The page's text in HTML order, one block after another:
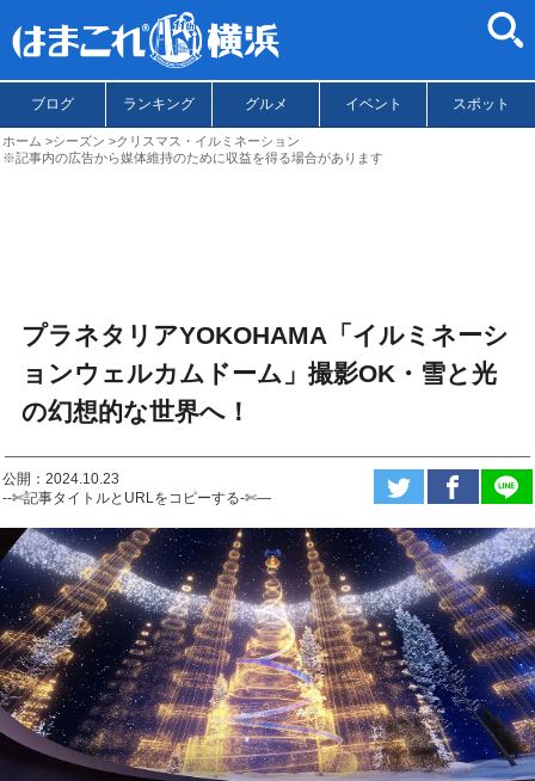
ブログ ランキング グルメ イベント スポット
ホーム シーズン
クリスマス・イルミネーション
※記事内の広告から媒体維持のために収益を得る場合があります
プラネタリアYOKOHAMA「イルミネーシ
ョンウェルカムドーム」撮影OK・雪と光
の幻想的な世界へ！
公開：2024.10.23
--✄記事タイトルとURLをコピーする-✄—